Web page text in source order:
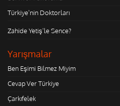
Türkiye'nin Doktorları
Zahide Yetiş'le Sence?
Yarışmalar
Ben Eşimi Bilmez Miyim
Cevap Ver Türkiye
Çarkıfelek